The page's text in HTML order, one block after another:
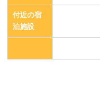
付近の宿
泊施設